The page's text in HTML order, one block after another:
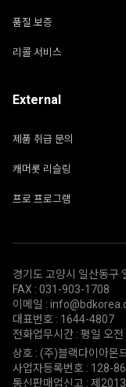
품질 보증
리콜 서비스
External
제품 취급 문의
캐머롯 리슬링
프로 프로그램
경기도 고양시 일산동구
FAX : 031-903-1708
이메일 :
대표번호 : 1644-4807
전화업무시간 : 평일 오
상호 : (주)블랙다이아몬
사업자등록번호 : 128-
통신판매업신고 : 제